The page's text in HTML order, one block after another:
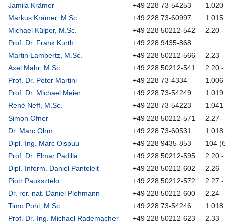
Jamila Krämer
+49 228 73-54253
1.020
Markus Krämer, M.Sc.
+49 228 73-60997
1.015
Michael Külper, M.Sc.
+49 228 50212-542
2.20
Prof. Dr. Frank Kurth
+49 228 9435-868
Martin Lambertz, M.Sc.
+49 228 50212-566
2.23
Axel Mahr, M.Sc.
+49 228 50212-541
2.20
Prof. Dr. Peter Martini
+49 228 73-4334
1.006
Prof. Dr. Michael Meier
+49 228 73-54249
1.019
René Neff, M.Sc.
+49 228 73-54223
1.041
Simon Ofner
+49 228 50212-571
2.27
Dr. Marc Ohm
+49 228 73-60531
1.018
Dipl.-Ing. Marc Oispuu
+49 228 9435-853
104
Prof. Dr. Elmar Padilla
+49 228 50212-595
2.20
Dipl.-Inform. Daniel Panteleit
+49 228 50212-602
2.26
Piotr Pauksztelo
+49 228 50212-572
2.27
Dr. rer. nat. Daniel Plohmann
+49 228 50212-600
2.24
Timo Pohl, M.Sc.
+49 228 73-54246
1.018
Prof. Dr.-Ing. Michael Rademacher
+49 228 50212-623
2.33